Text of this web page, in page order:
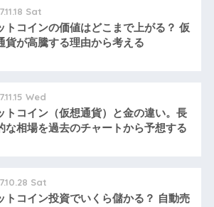
Sat
トコインの価値はどこまで上がる？ 仮
貨が高騰する理由から考える
Wed
トコイン（仮想通貨）と金の違い。長
な相場を過去のチャートから予想する
Sat
トコイン投資でいくら儲かる？ 自動売